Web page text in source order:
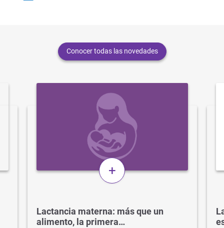
Conocer todas las novedades
+
Lactancia materna: más que un
alimento, la primera…